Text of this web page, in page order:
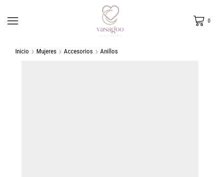
0
Inicio Mujeres Accesorios Anillos